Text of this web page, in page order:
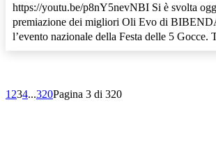
https://youtu.be/p8nY5nevNBI Si è svolta oggi a Termoli la
premiazione dei migliori Oli Evo di
1 234...320Pagina 3 di 320